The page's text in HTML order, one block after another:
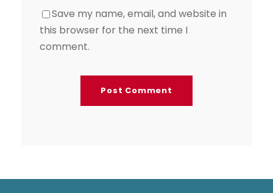
Save my name, email, and website in
this browser for the next time I
comment.